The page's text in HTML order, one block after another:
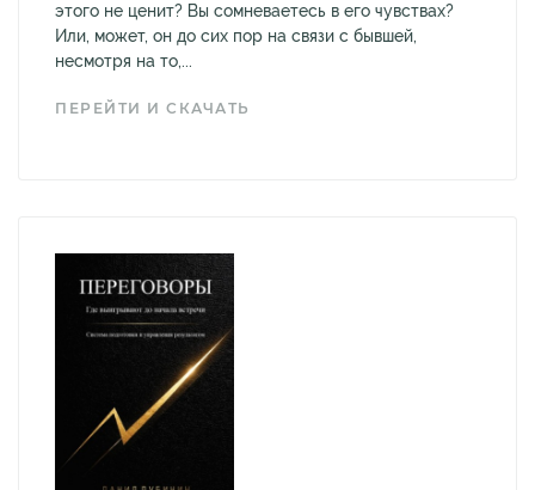
этого не ценит? Вы сомневаетесь в его чувствах?
Или, может, он до сих пор на связи с бывшей,
несмотря на то,...
ПЕРЕЙТИ И СКАЧАТЬ